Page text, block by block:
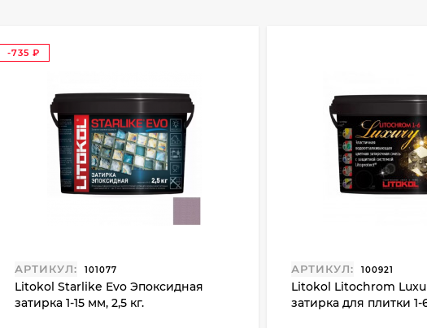
-735
АРТИКУЛ: 101077
Litokol Starlike Evo Эпоксидная
затирка 1-15 мм, 2,5 кг.
АРТИКУЛ: 100921
Litokol Litochrom
затирка для плитки 1-